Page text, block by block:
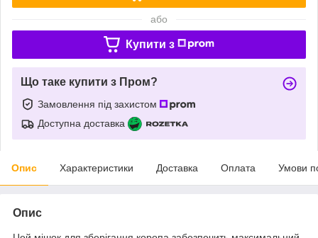
або
Купити з
Що таке купити з Пром?
Замовлення під захистом
Доступна доставка
Опис Характеристики Доставка Оплата Умови
Опис